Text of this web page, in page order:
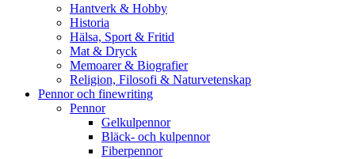
Hantverk & Hobby
Historia
Hälsa, Sport & Fritid
Mat & Dryck
Memoarer & Biografier
Religion, Filosofi & Naturvetenskap
Pennor och finewriting
Pennor
Gelkulpennor
Bläck- och kulpennor
Fiberpennor